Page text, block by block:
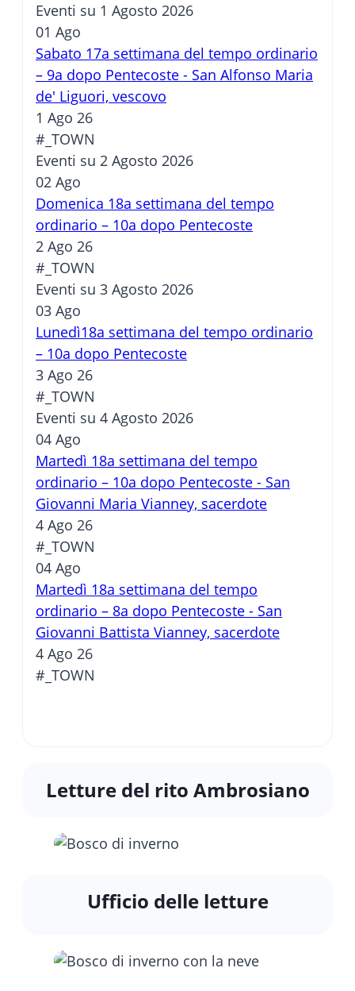
Eventi su 1 Agosto 2026
01 Ago
Sabato 17a settimana del tempo ordinario
– 9a dopo Pentecoste - San Alfonso Maria
de' Liguori, vescovo
1 Ago 26
#_TOWN
Eventi su 2 Agosto 2026
02 Ago
Domenica 18a settimana del tempo
ordinario – 10a dopo Pentecoste
2 Ago 26
#_TOWN
Eventi su 3 Agosto 2026
03 Ago
Lunedì18a settimana del tempo ordinario
– 10a dopo Pentecoste
3 Ago 26
#_TOWN
Eventi su 4 Agosto 2026
04 Ago
Martedì 18a settimana del tempo
ordinario – 10a dopo Pentecoste - San
Giovanni Maria Vianney, sacerdote
4 Ago 26
#_TOWN
04 Ago
Martedì 18a settimana del tempo
ordinario – 8a dopo Pentecoste - San
Giovanni Battista Vianney, sacerdote
4 Ago 26
#_TOWN
Letture del rito Ambrosiano
Ufficio delle letture